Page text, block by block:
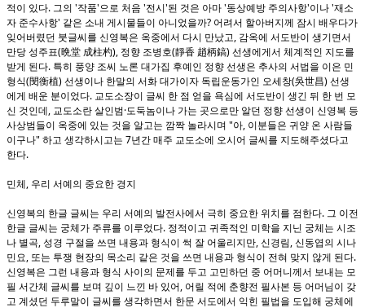
적이 있다. 그의 '작품'으로 처음 '전시 '된 것은 아마 '동상예방 주의사항'이나 '재소
자 준수사항' 같은 소내 게시물들이 아니었을까? 어려서 할아버지께 잠시 배우다가
잊어버렸던 붓글씨를 신영복은 옥중에서 다시 만났고, 감옥에 서도반이 생기면서
만당 성주표(晩堂 成柱杓), 정향 조병호(靜香 趙柄鎬) 선생에게서 체계적인 지도를
받게 된다. 특히 풍양 조씨 노론 대가집 후예인 정향 선생은 추사의 서법을 이은 민
형식(閔衡植) 선생이나 한말의 서화 대가이자 독립운동가인 오세창(吳世昌) 선생
에게 배운 분이었다. 교도소장이 글씨 한 점 얻을 욕심에 서도반이 생긴 뒤 한 번 모
신 것인데 , 교도소란 살인범 ·도둑놈이나 가는 곳으로만 알던 정향 선생이 신영복 등
사상범들이 옥중에 있는 것을 알고는 깜짝 놀라시며 "아, 이분들은 귀양 온 사람들
이구나" 하고 생각하시고는 7년간 매주 교도소에 오시어 글씨를 지도해주셨다고
한다.
민체 , 우리 서예의 중요한 경지
신영복의 한글 글씨는 우리 서예의 발전사에서 극히 중요한 위치를 점한다. 그 이전
한글 글씨는 궁체가 주류를 이루었다. 정적이고 귀족적인 미학을 지닌 궁체는 시조
나 별곡, 성경 구절을 쓰면 내용과 형식이 썩 잘 어울리지만, 신경림 , 신동엽의 시나
민요, 또는 투쟁 현장의 목소리 같은 것을 쓰면 내용과 형식이 전혀 맞지 않게 된다.
신영복은 그런 내용과 형식 사이의 문제를 두고 고민하던 중 어머니께서 보내는 모
필 서간체 글씨를 보며 깊이 느낀 바 있어 , 어릴 적에 춘향전 필사본 등 어머님이 갖
고 계셨던 두루말이 글씨를 생각하면서 한문 서도에서 익힌 필법을 도입해 궁체에